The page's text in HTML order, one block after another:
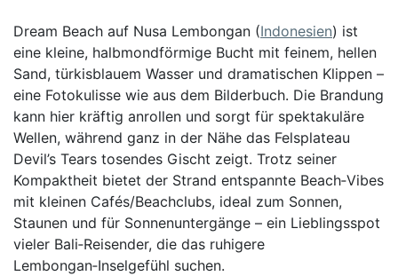
Dream Beach auf Nusa Lembongan (Indonesien) ist
eine kleine, halbmondförmige Bucht mit feinem, hellen
Sand, türkisblauem Wasser und dramatischen Klippen –
eine Fotokulisse wie aus dem Bilderbuch. Die Brandung
kann hier kräftig anrollen und sorgt für spektakuläre
Wellen, während ganz in der Nähe das Felsplateau
Devil’s Tears tosendes Gischt zeigt. Trotz seiner
Kompaktheit bietet der Strand entspannte Beach‑Vibes
mit kleinen Cafés/Beachclubs, ideal zum Sonnen,
Staunen und für Sonnenuntergänge – ein Lieblingsspot
vieler Bali‑Reisender, die das ruhigere
Lembongan‑Inselgefühl suchen.